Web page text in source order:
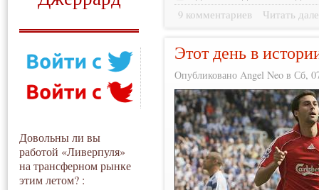
Довольны ли вы
работой «Ливерпуля»
на трансферном рынке
этим летом? :
9 комментариев Читать
Этот день в
Опубликовано Angel Neo в Сб,